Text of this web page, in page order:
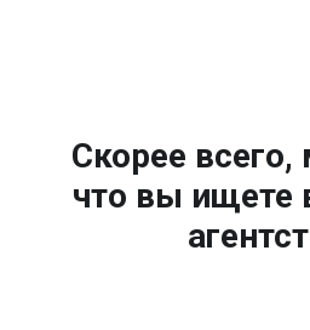
Скорее
что вы ищете